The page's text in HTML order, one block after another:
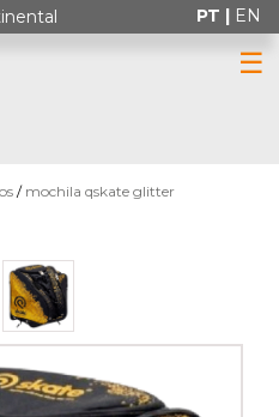
☰
PT | EN
mochila qskate glitter